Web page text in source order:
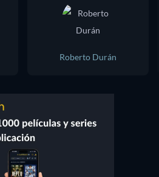
Roberto Durán